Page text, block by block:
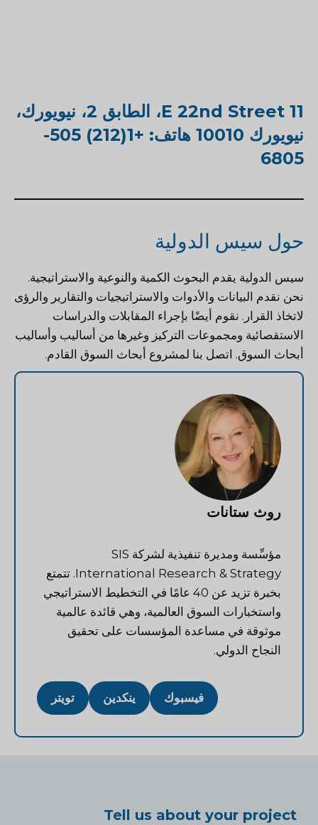
11 E 22nd Street، الطابق 2، نيويورك،
نيويورك 10010 هاتف: +1(212) 505-
6805
حول سيس الدولية
سيس الدولية يقدم البحوث الكمية والنوعية والاستراتيجية.
نحن نقدم البيانات والأدوات والاستراتيجيات والتقارير والرؤى
لاتخاذ القرار. نقوم أيضًا بإجراء المقابلات والدراسات
الاستقصائية ومجموعات التركيز وغيرها من أساليب وأساليب
أبحاث السوق. اتصل بنا لمشروع أبحاث السوق القادم.
روث ستانات
مؤسِّسة ومديرة تنفيذية لشركة SIS
International Research & Strategy. تتمتع
بخبرة تزيد عن 40 عامًا في التخطيط الاستراتيجي
واستخبارات السوق العالمية، وهي قائدة عالمية
موثوقة في مساعدة المؤسسات على تحقيق
النجاح الدولي.
فيسبوك ينكدين تويتر
Tell us about your project